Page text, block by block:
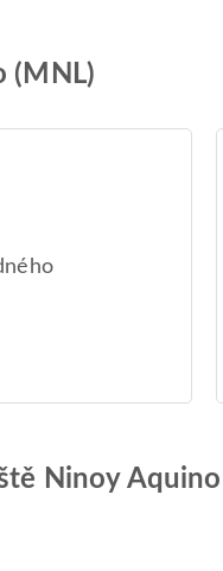
(MNL)
Ninoy